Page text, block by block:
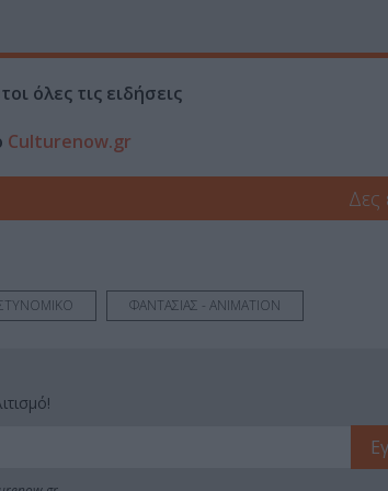
όλες τις ειδήσεις
Culturenow.gr
Δες
ΦΑΝΤΑΣΙΑΣ - ANIMATION